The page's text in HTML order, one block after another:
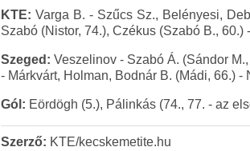
KTE: Varga B. - Szűcs Sz., Belényesi,
Szabó (Nistor, 74.), Czékus (Szabó B.,
Szeged: Veszelinov - Szabó Á. (Sándor
- Márkvárt, Holman, Bodnár B. (Mádi, 66.)
Gól: Eördögh (5.), Pálinkás (74., 77. - az
Szerző: KTE/kecskemetite.hu